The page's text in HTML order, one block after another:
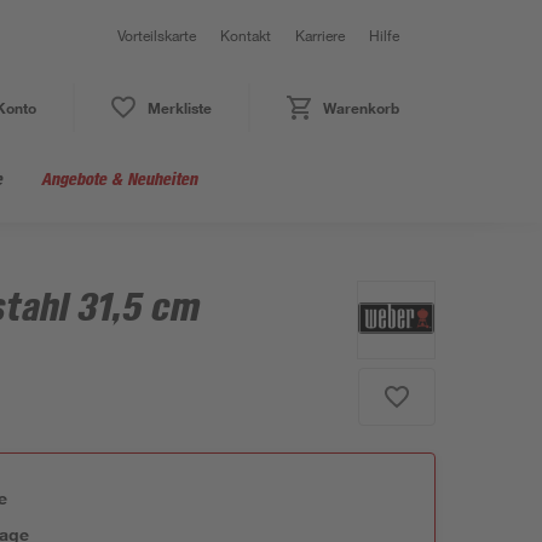
Vorteilskarte Kontakt Karriere Hilfe
Merkliste Warenkorb
Angebote & Neuheiten
31,5 cm